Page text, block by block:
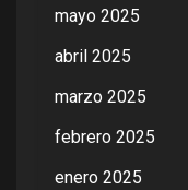
mayo 2025
abril 2025
marzo 2025
febrero 2025
enero 2025